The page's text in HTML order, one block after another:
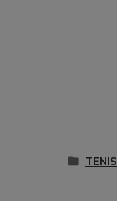
TENIS